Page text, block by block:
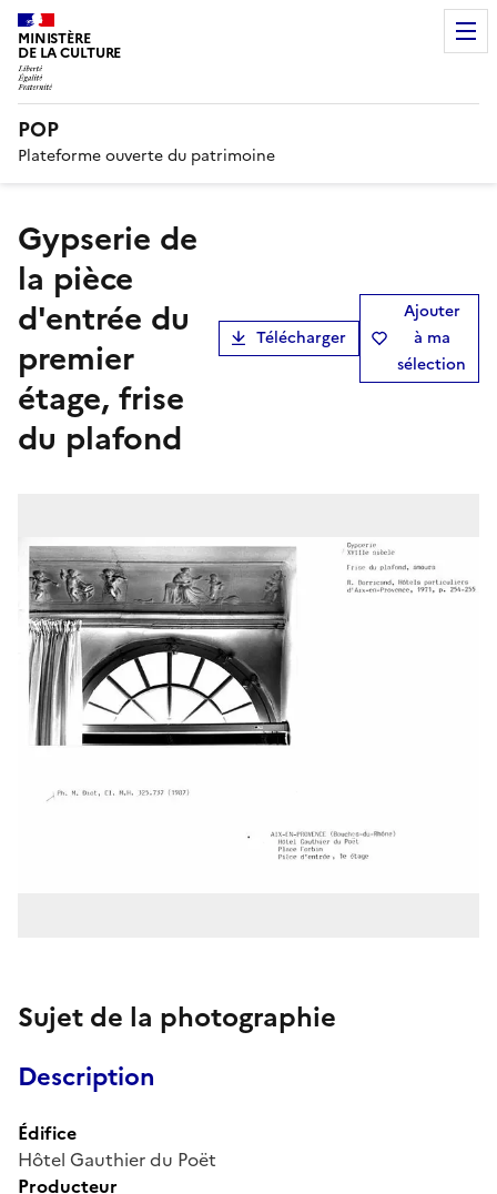
MINISTÈRE
DE LA CULTURE
POP
Plateforme ouverte du patrimoine
Gypserie de
la pièce
d'entrée du
premier
étage, frise
du plafond
Télécharger
Ajouter
à ma
sélection
Sujet de la photographie
Description
Édifice
Hôtel Gauthier du Poët
Producteur